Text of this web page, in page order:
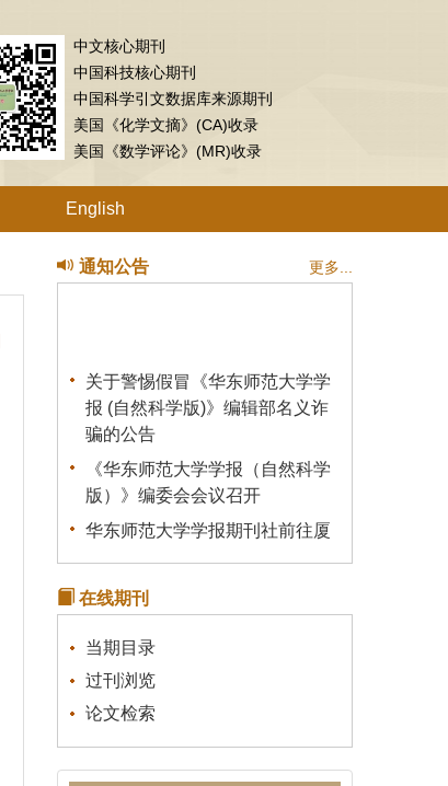
中文核心期刊
中国科技核心期刊
中国科学引文数据库来源期刊
美国《化学文摘》(CA)收录
美国《数学评论》(MR)收录
English
通知公告 更多...
关于警惕假冒《华东师范大学学
报 (自然科学版)》编辑部名义诈
骗的公告
《华东师范大学学报（自然科学
版）》编委会会议召开
华东师范大学学报期刊社前往厦
门大学学报（自然科学版）编辑
关于我刊启用新的服务器的说明
《统计理论及其应用》征稿通知
关于有不法分子冒充本刊行骗的
声明
在线期刊
当期目录
过刊浏览
论文检索